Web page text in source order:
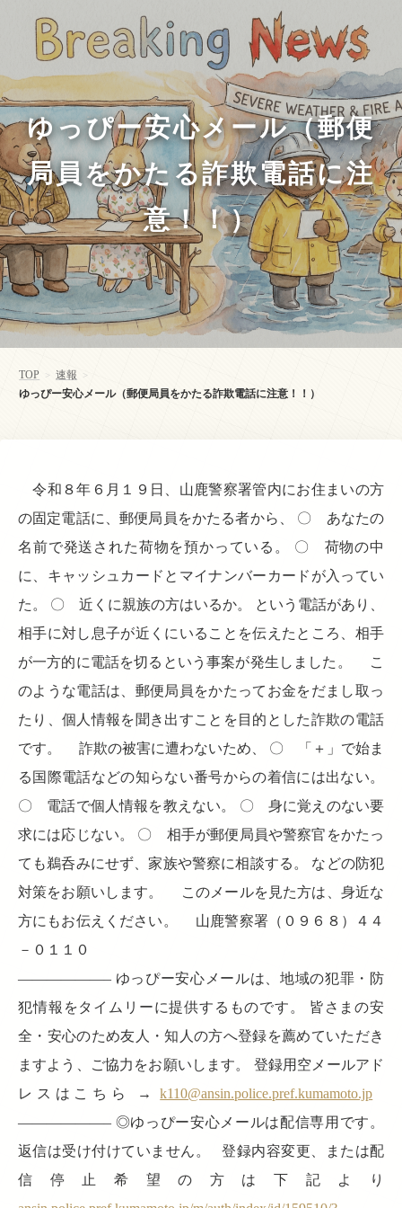
ゆっぴー安心メール（郵便
局員をかたる詐欺電話に注
意！！）
TOP > 速報 >
ゆっぴー安心メール（郵便局員をかたる詐欺電話に注意！！）
令和８年６月１９日、山鹿警察署管内にお住まいの方
の固定電話に、郵便局員をかたる者から、 〇 あなたの
名前で発送された荷物を預かっている。 〇 荷物の中
に、キャッシュカードとマイナンバーカードが入ってい
た。 〇 近くに親族の方はいるか。 という電話があり、
相手に対し息子が近くにいることを伝えたところ、相手
が一方的に電話を切るという事案が発生しました。 こ
のような電話は、郵便局員をかたってお金をだまし取っ
たり、個人情報を聞き出すことを目的とした詐欺の電話
です。 詐欺の被害に遭わないため、 〇 「＋」で始ま
る国際電話などの知らない番号からの着信には出ない。
〇 電話で個人情報を教えない。 〇 身に覚えのない要
求には応じない。 〇 相手が郵便局員や警察官をかたっ
ても鵜呑みにせず、家族や警察に相談する。 などの防犯
対策をお願いします。 このメールを見た方は、身近な
方にもお伝えください。 山鹿警察署（０９６８）４４
－０１１０
——————– ゆっぴー安心メールは、地域の犯罪・防
犯情報をタイムリーに提供するものです。 皆さまの安
全・安心のため友人・知人の方へ登録を薦めていただき
ますよう、ご協力をお願いします。 登録用空メールアド
レスはこちら →k110@ansin.police.pref.kumamoto.jp
——————– ◎ゆっぴー安心メールは配信専用です。
返信は受け付けていません。 登録内容変更、または配
信停止希望の方は下記より